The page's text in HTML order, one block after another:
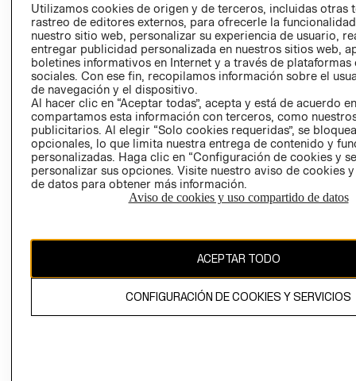
LIBRO DE
Ecuador ($)
CAMBIAR REGIÓN
propiedad de H&M Hennes & Mauritz AB.
Utilizamos cookies de origen y de terceros, incluidas otras
rastreo de editores externos, para ofrecerle la
nuestro sitio web, personalizar su experiencia de usuario,
entregar publicidad personalizada en nuestros sitios web,
boletines informativos en Internet y a través de plataformas
sociales. Con ese fin, recopilamos información sobre el
de navegación y el dispositivo.
Al hacer clic en “Aceptar todas”, acepta y está de acuerdo
compartamos esta información con terceros, como
publicitarios. Al elegir “Solo cookies requeridas”, se
opcionales, lo que limita nuestra entrega de contenido y
personalizadas. Haga clic en “Configuración de cookies y
personalizar sus opciones. Visite nuestro aviso de cookies
de datos para obtener más información.
Aviso de cookies y uso compartido de datos
ACEPTAR TODO
CONFIGURACIÓN DE COOKIES Y SERVICIOS